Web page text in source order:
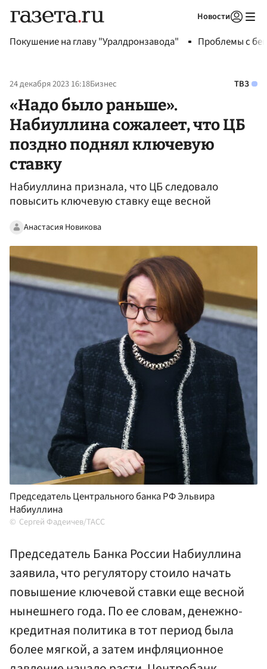
Новости
Покушение на главу "Уралдронзавода" Проблемы с
24 декабря 2023 16:18Бизнес ТВЗ
«Надо было раньше».
Набиуллина сожалеет, что ЦБ
поздно поднял ключевую
ставку
Набиуллина признала, что ЦБ следовало
повысить ключевую ставку еще весной
Анастасия Новикова
Председатель Центрального банка РФ Эльвира
Набиуллина
Сергей Фадеичев/ТАСС
Председатель Банка России Набиуллина
заявила, что регулятору стоило начать
повышение ключевой ставки еще весной
нынешнего года. По ее словам, денежно-
кредитная политика в тот период была
более мягкой, а затем инфляционное